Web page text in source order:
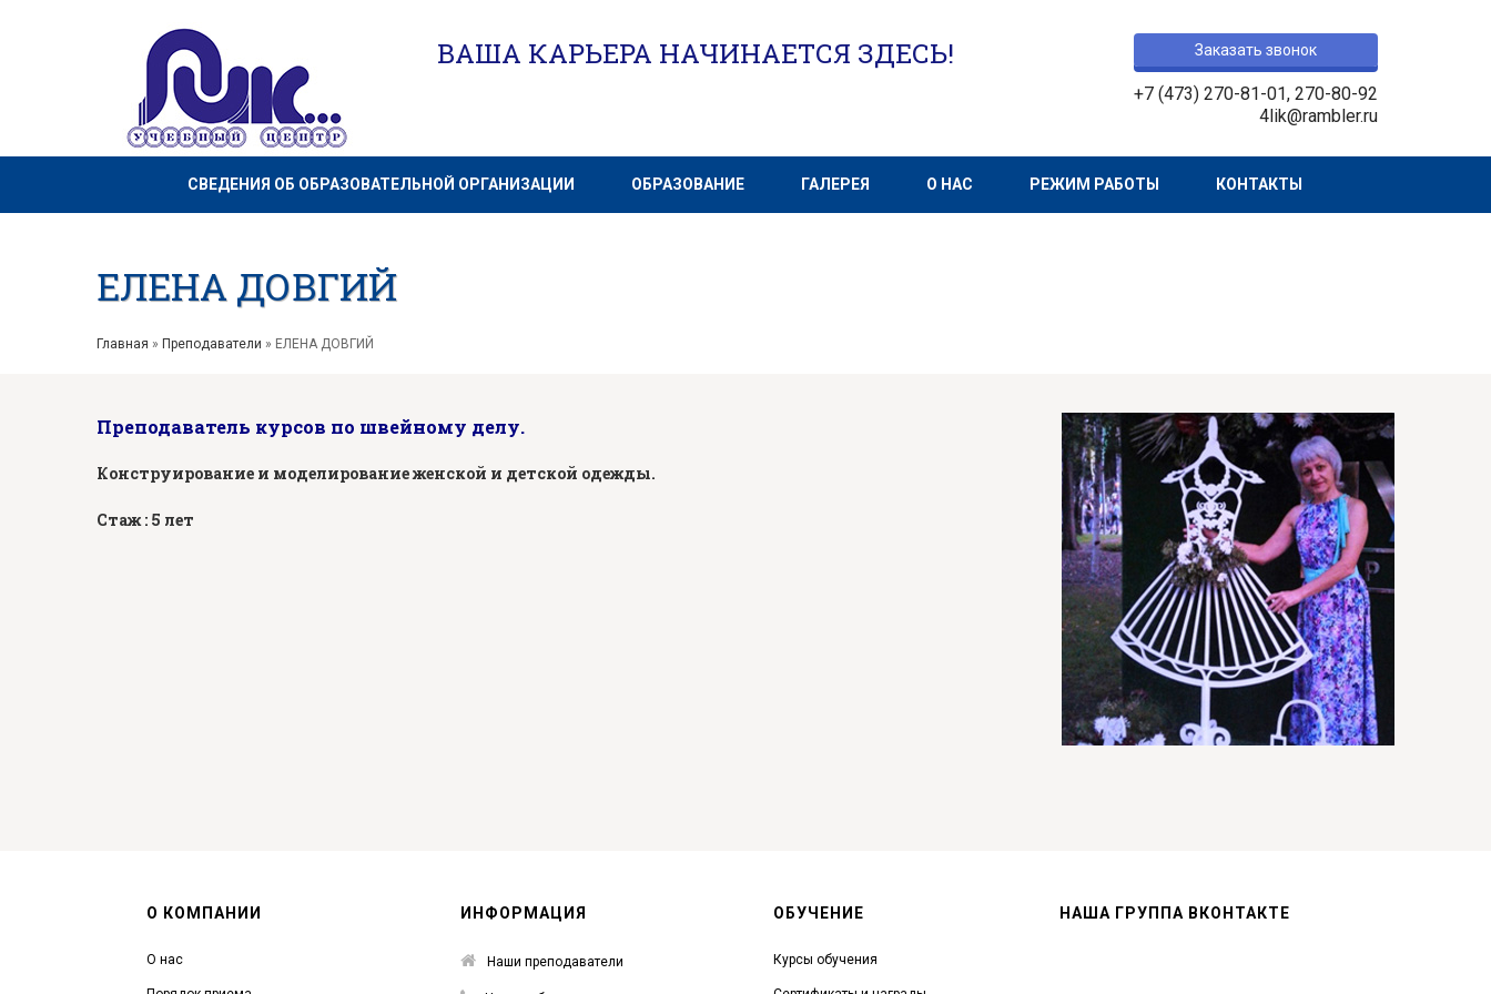
ВАША КАРЬЕРА НАЧИНАЕТСЯ ЗДЕСЬ! Заказать звонок
+7 (473) 270-81-01, 270-80-92
4lik@rambler.ru
СВЕДЕНИЯ ОБ ОБРАЗОВАТЕЛЬНОЙ ОРГАНИЗАЦИИ ОБРАЗОВАНИЕ ГАЛЕРЕЯ О НАС РЕЖИМ РАБОТЫ КОНТАКТЫ
ЕЛЕНА ДОВГИЙ
Главная » Преподаватели » ЕЛЕНА ДОВГИЙ
Преподаватель курсов по швейному делу.
Конструирование и моделирование женской и детской одежды.
Стаж : 5 лет
О КОМПАНИИ
О нас
ИНФОРМАЦИЯ
Наши преподаватели
ОБУЧЕНИЕ
Курсы обучения
НАША ГРУППА ВКОНТАКТЕ